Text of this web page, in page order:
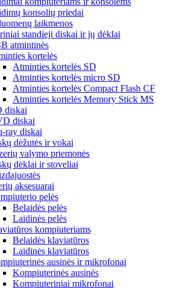
konsolių priedai
laikmenos
standieji diskai ir jų dėklai
atmintinės
kortelės
Atminties kortelės SD
Atminties kortelės micro SD
Atminties kortelės Compact Flash CF
Atminties kortelės Memory Stick MS
diskai
diskai
ray diskai
dėžutės ir vokai
valymo priemonės
dėklai ir stoveliai
aksesuarai
pelės
Belaidės pelės
Laidinės pelės
kompiuteriams
Belaidės klaviatūros
Laidinės klaviatūros
ausinės ir mikrofonai
Kompiuterinės ausinės
Kompiuteriniai mikrofonai